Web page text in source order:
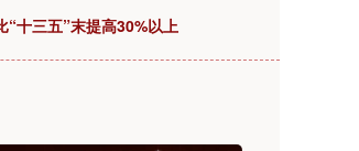
十三五”末提高30%以上